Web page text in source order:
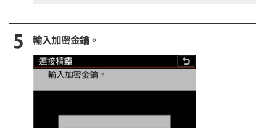
輸入加密金鑰。